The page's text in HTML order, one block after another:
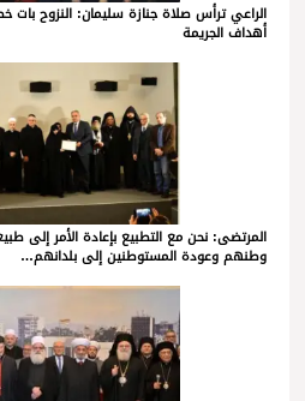
الراعي ترأس صلاة جنازة سليمان: النزوح بات
أهداف الجريمة
المرتضى: نحن مع التطبيع بإعادة الأمر إلى
وطنهم وعودة المستوطنين إلى بلدانهم…